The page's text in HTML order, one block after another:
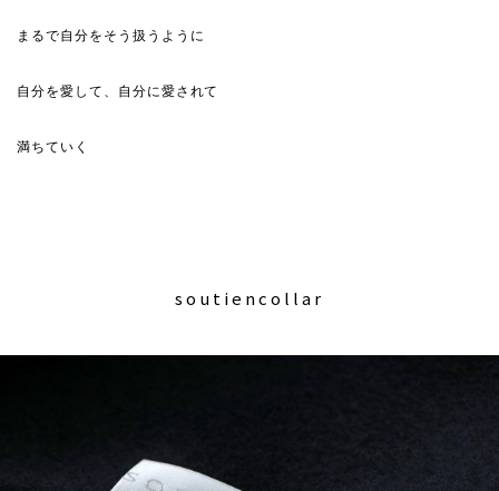
まるで自分をそう扱うように
自分を愛して、自分に愛されて
満ちていく
soutiencollar